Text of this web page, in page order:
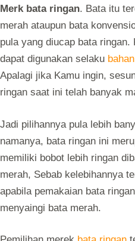
Merk bata ringan. Bata itu
merah ataupun bata
pula yang diucap bata ringan.
dapat digunakan selaku
Apalagi jika Kamu ingin,
ringan saat ini telah banyak
Jadi pilihannya pula lebih
namanya, bata ringan ini
memiliki bobot lebih ringan
merah, Sebab kelebihannya
apabila pemakaian bata
menyaingi bata merah.